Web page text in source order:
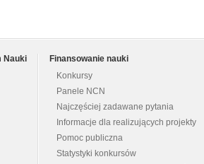
Nauki
Finansowanie nauki
Konkursy
Panele NCN
Najczęściej zadawane pytania
Informacje dla realizujących projekty
Pomoc publiczna
Statystyki konkursów